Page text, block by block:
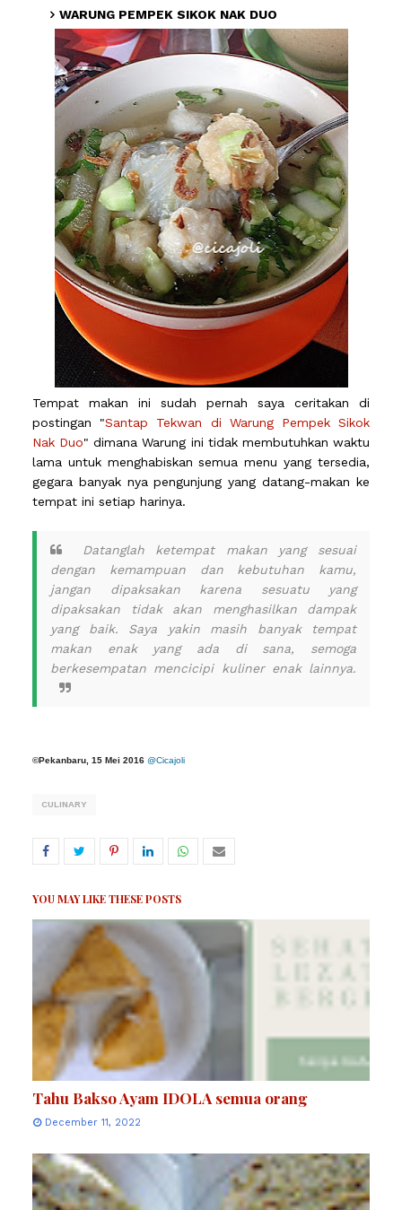
WARUNG PEMPEK SIKOK NAK DUO
Tempat makan ini sudah pernah saya ceritakan di
postingan "Santap Tekwan di Warung Pempek Sikok
Nak Duo" dimana Warung ini tidak membutuhkan waktu
lama untuk menghabiskan semua menu yang tersedia,
gegara banyak nya pengunjung yang datang-makan ke
tempat ini setiap harinya.
Datanglah ketempat makan yang sesuai
dengan kemampuan dan kebutuhan kamu,
jangan dipaksakan karena sesuatu yang
dipaksakan tidak akan menghasilkan dampak
yang baik. Saya yakin masih banyak tempat
makan enak yang ada di sana, semoga
berkesempatan mencicipi kuliner enak lainnya.
©Pekanbaru, 15 Mei 2016 @Cicajoli
CULINARY
YOU MAY LIKE THESE POSTS
Tahu Bakso Ayam IDOLA semua orang
December 11, 2022